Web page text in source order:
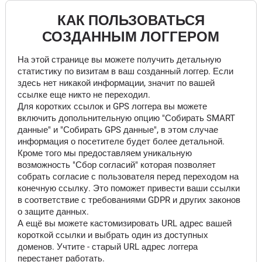
КАК ПОЛЬЗОВАТЬСЯ
СОЗДАННЫМ ЛОГГЕРОМ
На этой странице вы можете получить детальную
статистику по визитам в ваш созданный логгер. Если
здесь нет никакой информации, значит по вашей
ссылке еще никто не переходил.
Для коротких ссылок и GPS логгера вы можете
включить допольнительную опцию "Собирать SMART
данные" и "Собирать GPS данные", в этом случае
информация о посетителе будет более детальной.
Кроме того мы предоставляем уникальную
возможность "Сбор согласий" которая позволяет
собрать согласие с пользователя перед переходом на
конечную ссылку. Это поможет привести ваши ссылки
в соответствие с требованиями GDPR и других законов
о защите данных.
А ещё вы можете кастомизировать URL адрес вашей
короткой ссылки и выбрать один из доступных
доменов. Учтите - старый URL адрес логгера
перестанет работать.